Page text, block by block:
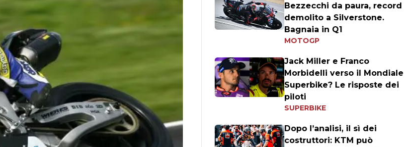
Bezzecchi da paura, record
demolito a Silverstone.
Bagnaia in Q1
MOTOGP
Jack Miller e Franco
Morbidelli verso il Mondiale
Superbike? Le risposte dei
piloti
SUPERBIKE
Dopo l’analisi, il sì dei
costruttori: KTM può